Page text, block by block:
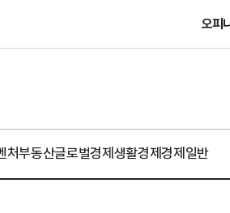
오피
처부동산글로벌경제생활경제경제일반